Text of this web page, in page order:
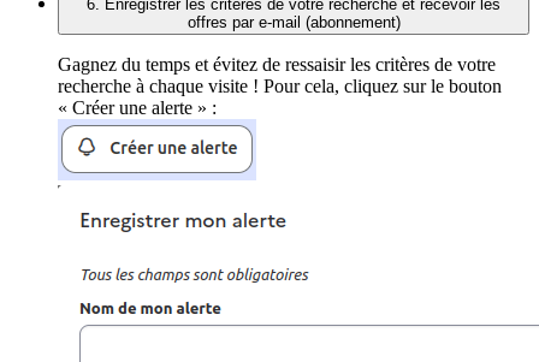
6. Enregistrer les critères de votre recherche et recevoir les
offres par e-mail (abonnement)
Gagnez du temps et évitez de ressaisir les critères de votre
recherche à chaque visite ! Pour cela, cliquez sur le bouton
« Créer une alerte » :